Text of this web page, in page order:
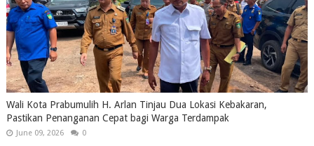
Wali Kota Prabumulih H. Arlan Tinjau Dua Lokasi Kebakaran,
Pastikan Penanganan Cepat bagi Warga Terdampak
June 09, 2026 0